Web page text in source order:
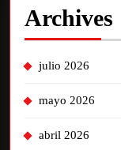
Archives
julio 2026
mayo 2026
abril 2026